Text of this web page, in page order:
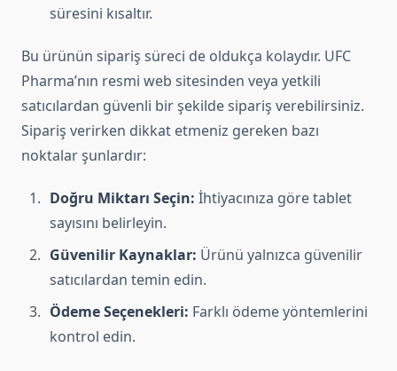
süresini kısaltır.
Bu ürünün sipariş süreci de oldukça kolaydır. UFC
Pharma’nın resmi web sitesinden veya yetkili
satıcılardan güvenli bir şekilde sipariş verebilirsiniz.
Sipariş verirken dikkat etmeniz gereken bazı
noktalar şunlardır:
Doğru Miktarı Seçin: İhtiyacınıza göre tablet
sayısını belirleyin.
Güvenilir Kaynaklar: Ürünü yalnızca güvenilir
satıcılardan temin edin.
Ödeme Seçenekleri: Farklı ödeme yöntemlerini
kontrol edin.